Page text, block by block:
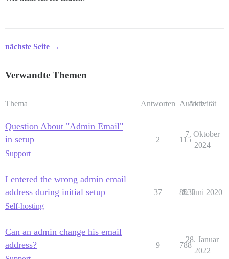
nächste Seite →
Verwandte Themen
Thema Antworten Aufrufe
Aktivität
Question About "Admin Email"
in setup
Support
2 115
7. Oktober
2024
I entered the wrong admin email
address during initial setup
Self-hosting
37 8032
5. Juni 2020
Can an admin change his email
address?
9 788
28. Januar
2022